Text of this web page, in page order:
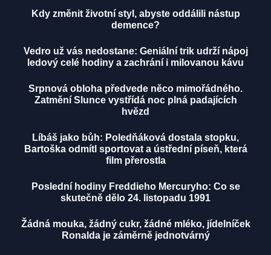
Kdy změnit životní styl, abyste oddálili nástup
demence?
Vedro už vás nedostane: Geniální trik udrží nápoj
ledový celé hodiny a zachrání i milovanou kávu
Srpnová obloha předvede něco mimořádného.
Zatmění Slunce vystřídá noc plná padajících
hvězd
Líbáš jako bůh: Poledňáková dostala stopku,
Bartoška odmítl sportovat a ústřední píseň, která
film přerostla
Poslední hodiny Freddieho Mercuryho: Co se
skutečně dělo 24. listopadu 1991
Žádná mouka, žádný cukr, žádné mléko, jídelníček
Ronalda je záměrně jednotvárný